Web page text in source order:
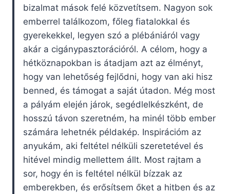
bizalmat mások felé közvetítsem. Nagyon sok
emberrel találkozom, főleg fiatalokkal és
gyerekekkel, legyen szó a plébániáról vagy
akár a cigánypasztorációról. A célom, hogy a
hétköznapokban is átadjam azt az élményt,
hogy van lehetőség fejlődni, hogy van aki hisz
benned, és támogat a saját útadon. Még most
a pályám elején járok, segédlelkészként, de
hosszú távon szeretném, ha minél több ember
számára lehetnék példakép. Inspirációm az
anyukám, aki feltétel nélküli szeretetével és
hitével mindig mellettem állt. Most rajtam a
sor, hogy én is feltétel nélkül bízzak az
emberekben, és erősítsem őket a hitben és az